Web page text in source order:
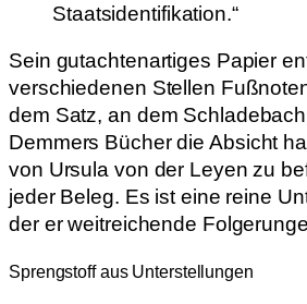
Staatsidentifikation.“
Sein gutachtenartiges Papier
verschiedenen Stellen
dem Satz, an dem
Demmers Bücher die Absicht
von Ursula von der Leyen zu
jeder Beleg. Es ist eine reine
der er weitreichende
Sprengstoff aus Unterstellungen